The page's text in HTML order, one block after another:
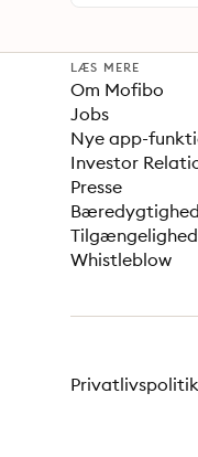
LÆS MERE
Om Mofibo
Jobs
Nye app-
Investor
Presse
Bæredygtighed
Whistleblow
Privatlivspolitik